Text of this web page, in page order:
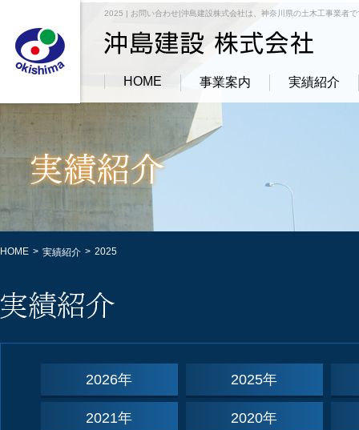
2025 | お問い合わせ|沖島建設株式会社は、神奈川県の土木工事業者で
HOME 事業案内 実績紹介
HOME > 実績紹介 > 2025
2026年 2025年
2021年 2020年